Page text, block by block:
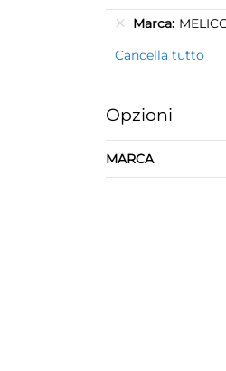
Marca
Cancella tutto
Opzioni
MARCA